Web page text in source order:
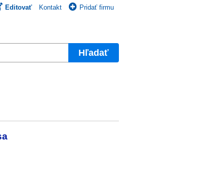
Editovať Kontakt Pridať firmu
Hľadať